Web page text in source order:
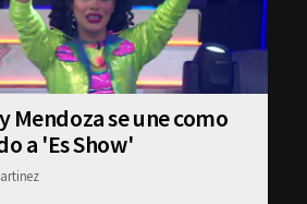
Mendoza se une como
a 'Es Show'